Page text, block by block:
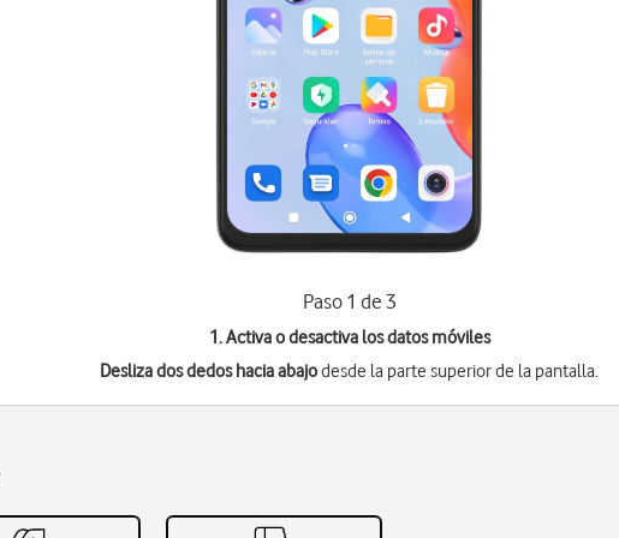
Paso 1 de 3
1. Activa o desactiva los datos móviles
Desliza dos dedos hacia abajodesde la parte superior de la pantalla.